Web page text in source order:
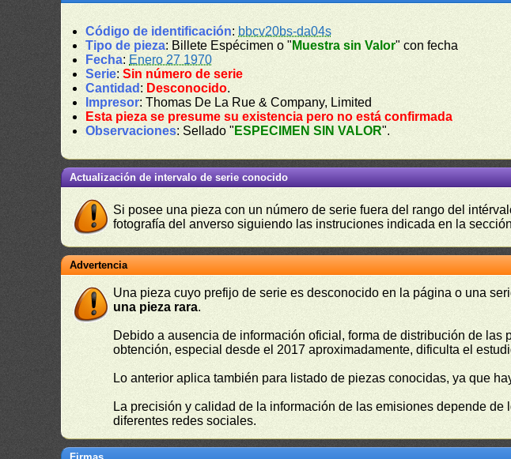
Código de identificación: bbcv20bs-da04s
Tipo de pieza: Billete Espécimen o " Muestra sin Valor" con fecha
Fecha: Enero 27 1970
Serie:Sin número de serie
Cantidad : Desconocido.
Impresor: Thomas De La Rue & Company, Limited
Esta pieza se presume su existencia pero no está confirmada
Observaciones: Sellado " ESPECIMEN SIN VALOR".
Actualización de intervalo de serie conocido
Si posee una pieza con un número de serie fuera del rango del
fotografía del anverso siguiendo las instruciones indicada en la
Advertencia
Una pieza cuyo prefijo de serie es desconocido en la página o una
una pieza rara.
Debido a ausencia de información oficial, forma de distribución de
obtención, especial desde el 2017 aproximadamente, dificulta el
Lo anterior aplica también para listado de piezas conocidas, ya que
La precisión y calidad de la información de las emisiones depende
diferentes redes sociales.